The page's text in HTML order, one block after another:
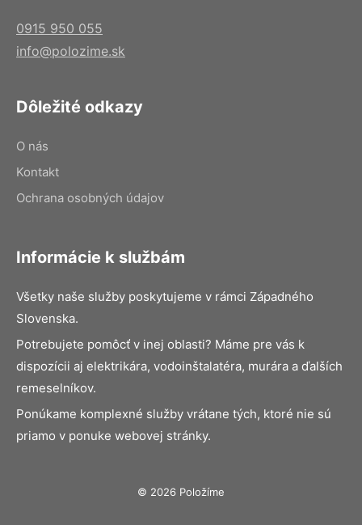
0915 950 055
info@polozime.sk
Dôležité odkazy
O nás
Kontakt
Ochrana osobných údajov
Informácie k službám
Všetky naše služby poskytujeme v rámci Západného
Slovenska.
Potrebujete pomôcť v inej oblasti? Máme pre vás k
dispozícii aj elektrikára, vodoinštalatéra, murára a ďalších
remeselníkov.
Ponúkame komplexné služby vrátane tých, ktoré nie sú
priamo v ponuke webovej stránky.
© 2026 Položíme